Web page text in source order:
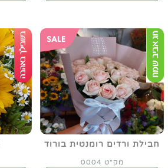
חבילת ורדים רומנטית בורוד
מק"ט 0004